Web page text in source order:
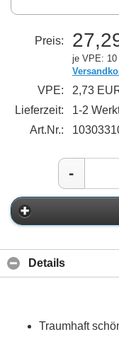
Preis:
je VPE: 10
VPE:
2,73
Lieferzeit:
1-2
Art.Nr.:
-
Details
Traumhaft